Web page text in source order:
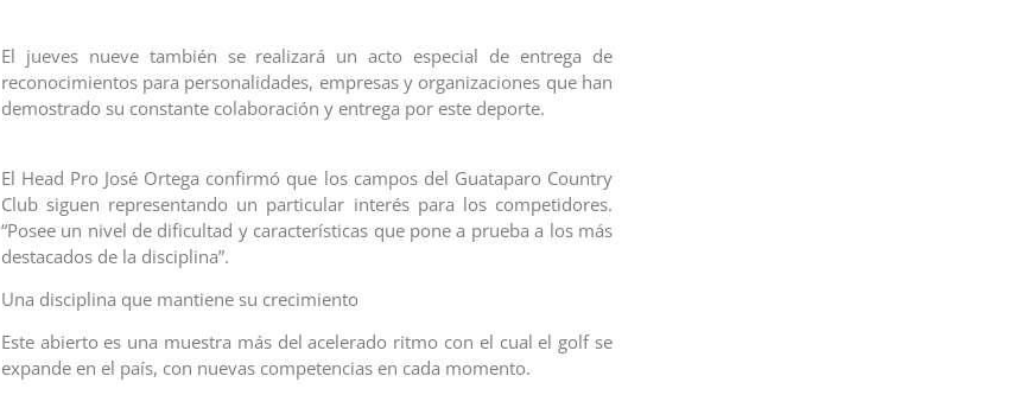
El jueves nueve también se realizará un acto especial de entrega de
reconocimientos para personalidades, empresas y organizaciones que han
demostrado su constante colaboración y entrega por este deporte.
El Head Pro José Ortega confirmó que los campos del Guataparo Country
Club siguen representando un particular interés para los competidores.
“Posee un nivel de dificultad y características que pone a prueba a los más
destacados de la disciplina”.
Una disciplina que mantiene su crecimiento
Este abierto es una muestra más del acelerado ritmo con el cual el golf se
expande en el país, con nuevas competencias en cada momento.